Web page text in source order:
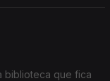
biblioteca que fica